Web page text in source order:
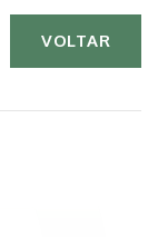
VOLTAR